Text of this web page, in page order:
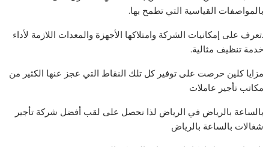
بالمواصفات القياسية التي تطمح بها.
.تعرف على إمكانيات الشركة وامتلاكها الأجهزة والمعدات اللازمة لأداء
خدمة تنظيف مثالية.
مزايا كلين حرصت على توفير كل تلك النقاط التي عجز عنها الكثير من
مكاتب تأجير عاملات
بالساعة بالرياض في الرياض لذا نحصل على لقب أفضل شركة تأجير
شغالات بالساعة بالرياض